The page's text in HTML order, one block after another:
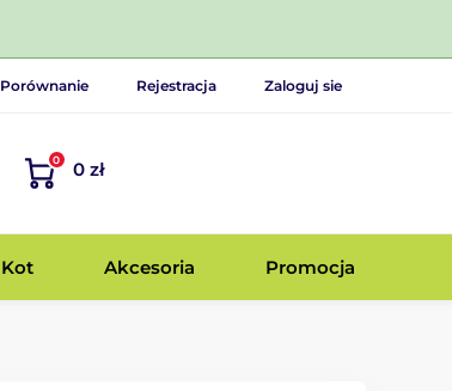
Porównanie Rejestracja Zaloguj sie
0 0 zł
Kot Akcesoria Promocja